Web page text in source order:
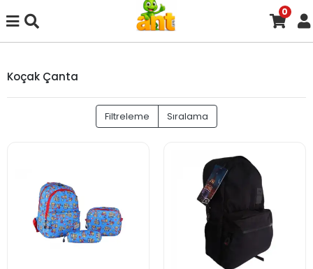
0
Koçak Çanta
Filtreleme Sıralama